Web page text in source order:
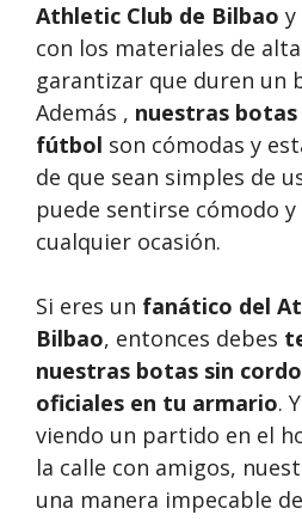
Athletic Club de Bilbao y
con los materiales de
garantizar que duren un
Además , nuestras botas
fútbol son cómodas y
de que sean simples de
puede sentirse cómodo
cualquier ocasión.
Si eres un fanático del
Bilbao, entonces debes
nuestras botas sin
oficiales en tu armario.
viendo un partido en el
la calle con amigos,
una manera impecable